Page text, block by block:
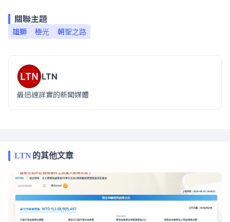
關聯主題
雄獅 極光 朝聖之路
LTN
最迅速詳實的新聞媒體
LTN的其他文章